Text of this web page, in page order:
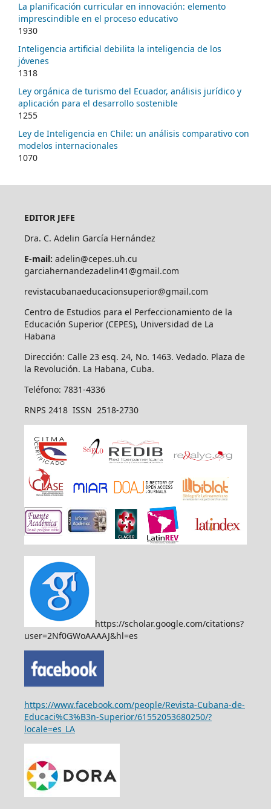
La planificación curricular en innovación: elemento
imprescindible en el proceso educativo
1930
Inteligencia artificial debilita la inteligencia de los
jóvenes
1318
Ley orgánica de turismo del Ecuador, análisis jurídico y
aplicación para el desarrollo sostenible
1255
Ley de Inteligencia en Chile: un análisis comparativo con
modelos internacionales
1070
EDITOR JEFE
Dra. C. Adelin García Hernández
E-mail: adelin@cepes.uh.cu
garciahernandezadelin41@gmail.com
revistacubanaeducacionsuperior@gmail.com
Centro de Estudios para el Perfeccionamiento de la
Educación Superior (CEPES), Universidad de La
Habana
Dirección: Calle 23 esq. 24, No. 1463. Vedado. Plaza de
la Revolución. La Habana, Cuba.
Teléfono: 7831-4336
RNPS 2418 ISSN 2518-2730
https://scholar.google.com/citations?
user=2Nf0GWoAAAAJ&hl=es
https://www.facebook.com/people/Revista-Cubana-de-
Educaci%C3%B3n-Superior/61552053680250/?
locale=es_LA